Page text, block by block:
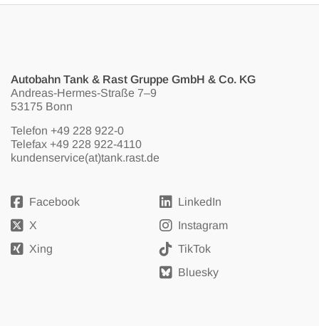
Autobahn Tank & Rast Gruppe GmbH & Co. KG
Andreas-Hermes-Straße 7–9
53175 Bonn
Telefon +49 228 922-0
Telefax +49 228 922-4110
kundenservice(at)tank.rast.de
Facebook
LinkedIn
X
Instagram
Xing
TikTok
Bluesky